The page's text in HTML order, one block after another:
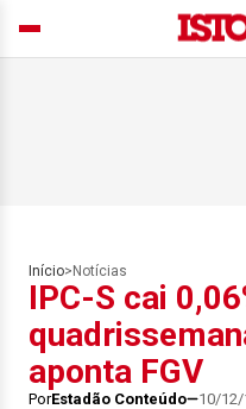
Início> Notícias
IPC-S cai
aponta FGV
PorEstadão Conteúdo 10/12/